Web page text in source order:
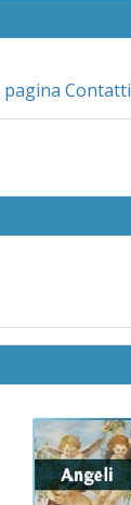
pagina Contatti